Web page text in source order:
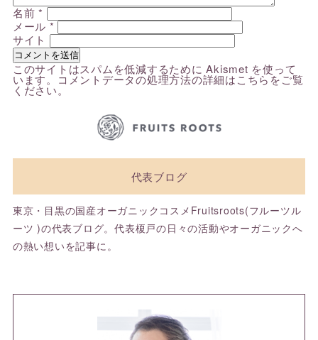
名前*
メール *
サイト
このサイトはスパムを低減するために Akismet を使って
います。 コメントデータの処理方法の詳細はこちらをご覧
ください。
代表ブログ
東京・目黒の国産オーガニックコスメFruitsroots(フルーツル
ーツ )の代表ブログ。代表榎戸の日々の活動やオーガニックへ
の熱い想いを記事に。